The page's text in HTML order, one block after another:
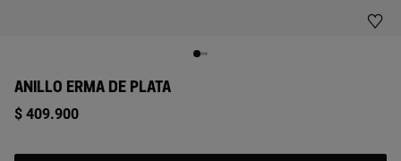
ANILLO ERMA DE PLATA
$ 409.900